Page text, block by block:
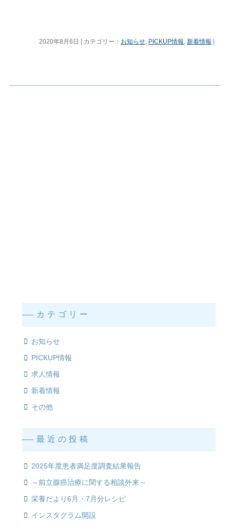
2020年8月6日 | カテゴリー： お知らせ, PICKUP情報,新着情報
カテゴリー
お知らせ
PICKUP情報
求人情報
新着情報
その他
最近の投稿
2025年度患者満足度調査結果報告
～前立腺癌治療に関する相談外来～
栄養だより6月・7月分レシピ
インスタグラム開設